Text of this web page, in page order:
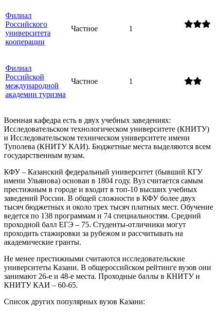
Филиал
Российского
университета
кооперации
Частное 1
Филиал
Российской
международной
академии туризма
Частное 1
Военная кафедра есть в двух учебных заведениях:
Исследовательском технологическом университете (КНИТУ)
и Исследовательском техническом университете имени
Туполева (КНИТУ КАИ). Бюджетные места выделяются всем
государственным вузам.
КФУ – Казанский федеральный университет (бывший КГУ
имени Ульянова) основан в 1804 году. Вуз считается самым
престижным в городе и входит в топ-10 высших учебных
заведений России. В общей сложности в КФУ более двух
тысяч бюджетных и около трех тысяч платных мест. Обучение
ведется по 138 программам и 74 специальностям. Средний
проходной балл ЕГЭ – 75. Студенты-отличники могут
проходить стажировки за рубежом и рассчитывать на
академические гранты.
Не менее престижными считаются исследовательские
университеты Казани. В общероссийском рейтинге вузов они
занимают 26-е и 48-е места. Проходные баллы в КНИТУ и
КНИТУ КАИ – 60-65.
Список других популярных вузов Казани: